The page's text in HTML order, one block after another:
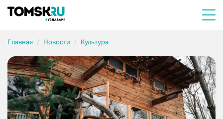
Главная Новости Культура